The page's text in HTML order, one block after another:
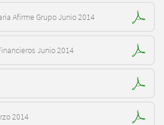
Afirme Grupo Junio 2014
Junio 2014
2014